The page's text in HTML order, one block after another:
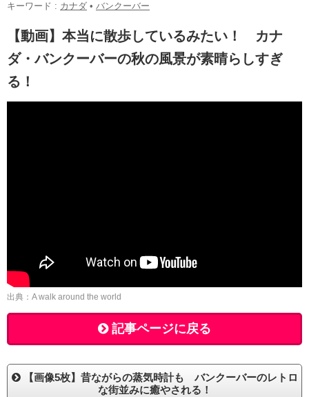
キーワード : カナダ • バンクーバー
【動画】本当に散歩しているみたい！ カナ
ダ・バンクーバーの秋の風景が素晴らしすぎ
る！
出典：A walk around the world
記事ページに戻る
【画像5枚】昔ながらの蒸気時計も バンクーバーのレトロ
な街並みに癒やされる！